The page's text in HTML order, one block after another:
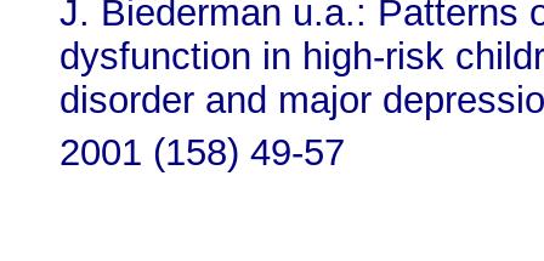
J. Biederman u.a.: Patterns
dysfunction in high-risk
disorder and major
2001 (158) 49-57